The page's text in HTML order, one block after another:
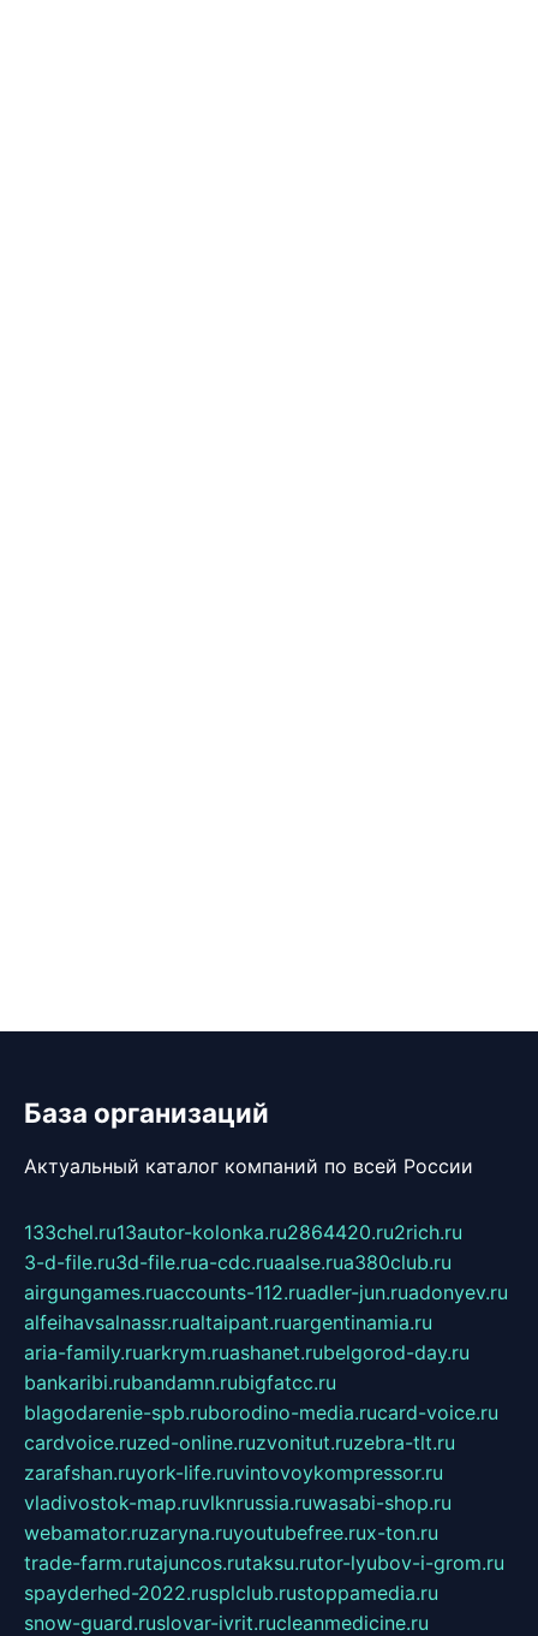
База организаций
Актуальный каталог компаний по всей России
133chel.ru13autor-kolonka.ru2864420.ru2rich.ru
3-d-file.ru3d-file.rua-cdc.ruaalse.rua380club.ru
airgungames.ruaccounts-112.ruadler-jun.ruadonyev.ru
alfeihavsalnassr.rualtaipant.ruargentinamia.ru
aria-family.ruarkrym.ruashanet.rubelgorod-day.ru
bankaribi.rubandamn.rubigfatcc.ru
blagodarenie-spb.ruborodino-media.rucard-voice.ru
cardvoice.ruzed-online.ruzvonitut.ruzebra-tlt.ru
zarafshan.ruyork-life.ruvintovoykompressor.ru
vladivostok-map.ruvlknrussia.ruwasabi-shop.ru
webamator.ruzaryna.ruyoutubefree.rux-ton.ru
trade-farm.rutajuncos.rutaksu.rutor-lyubov-i-grom.ru
spayderhed-2022.rusplclub.rustoppamedia.ru
snow-guard.ruslovar-ivrit.rucleanmedicine.ru